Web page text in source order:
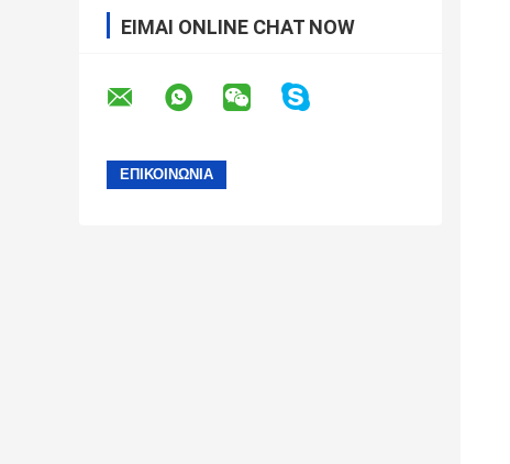
ΕΊΜΑΙ ONLINE CHAT NOW